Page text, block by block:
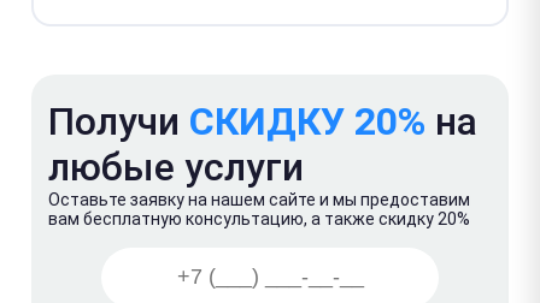
Получи СКИДКУ 20% на
любые услуги
Оставьте заявку на нашем сайте и мы предоставим
вам бесплатную консультацию, а также скидку 20%